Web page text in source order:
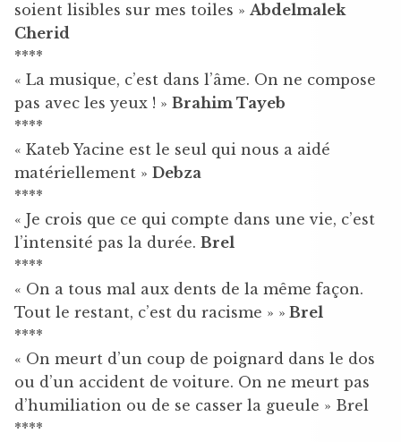
soient lisibles sur mes toiles » Abdelmalek
Cherid
****
« La musique, c’est dans l’âme. On ne compose
pas avec les yeux ! » Brahim Tayeb
****
« Kateb Yacine est le seul qui nous a aidé
matériellement » Debza
****
« Je crois que ce qui compte dans une vie, c’est
l’intensité pas la durée. Brel
****
« On a tous mal aux dents de la même façon.
Tout le restant, c’est du racisme » » Brel
****
« On meurt d’un coup de poignard dans le dos
ou d’un accident de voiture. On ne meurt pas
d’humiliation ou de se casser la gueule » Brel
****